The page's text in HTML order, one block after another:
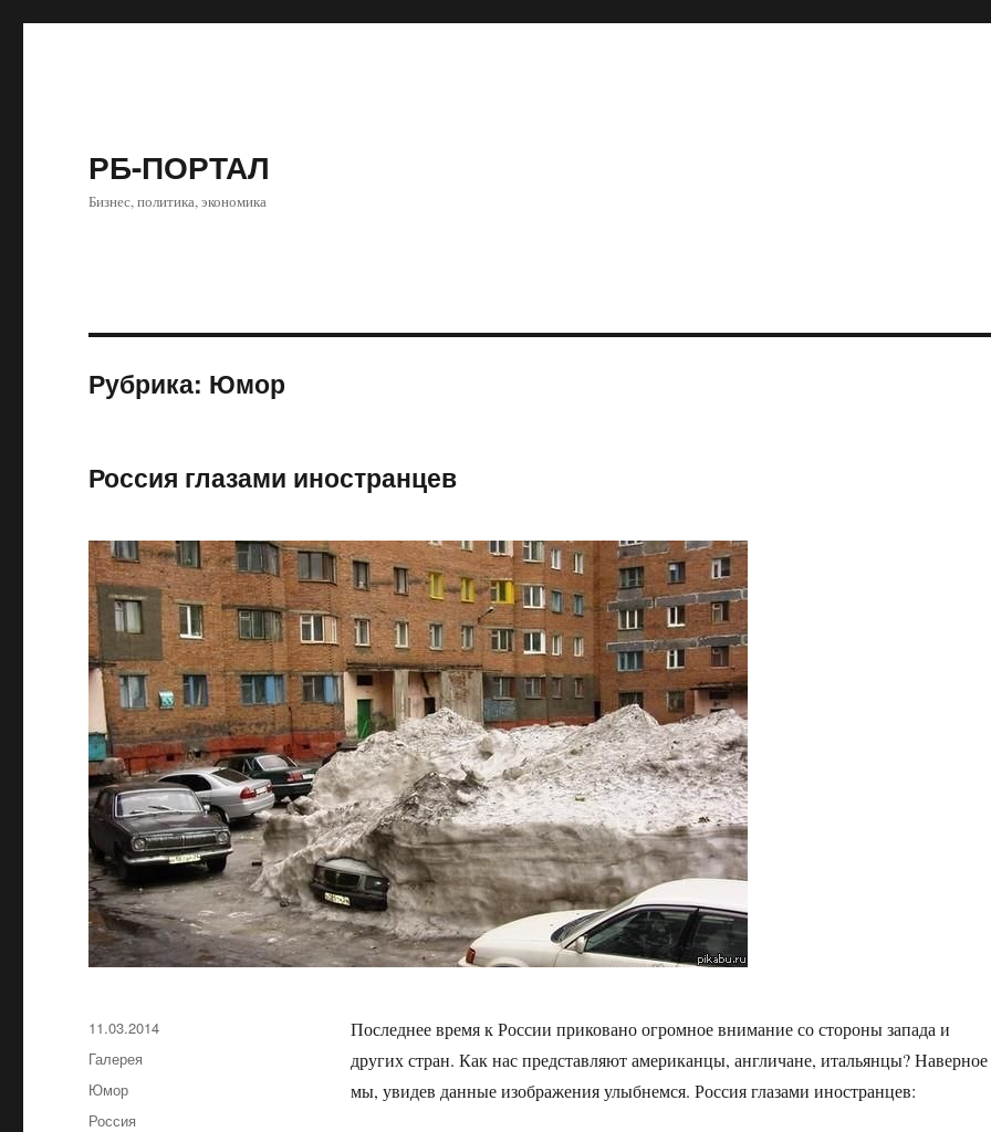
РБ-ПОРТАЛ
Бизнес, политика, экономика
Рубрика: Юмор
Россия глазами иностранцев
Последнее время к России приковано огромное внимание со стороны запада и
других стран. Как нас представляют американцы, англичане, итальянцы?
мы, увидев данные изображения улыбнемся. Россия глазами иностранцев:
Опубликовано
11.03.2014
Формат
Галерея
Рубрики
Юмор
Метки
Россия